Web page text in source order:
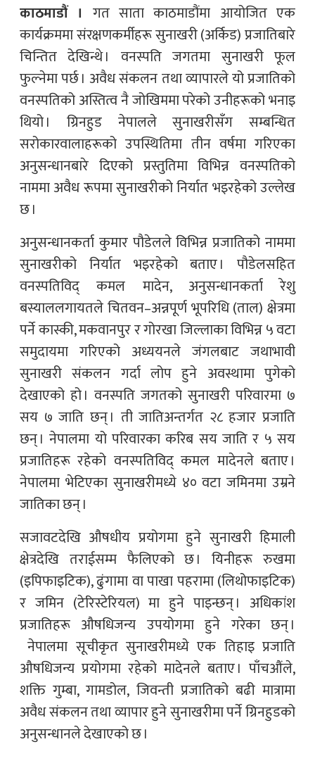
काठमाडौं । गत साता काठमाडौंमा आयोजित एक
कार्यक्रममा संरक्षणकर्मीहरू सुनाखरी (अर्किड) प्रजातिबारे
चिन्तित देखिन्थे । वनस्पति जगतमा सुनाखरी फूल
फुल्नेमा पर्छ । अवैध संकलन तथा व्यापारले यो प्रजातिको
वनस्पतिको अस्तित्व नै जोखिममा परेको उनीहरूको भनाइ
थियो । ग्रिनहुड नेपालले सुनाखरीसँग सम्बन्धित
सरोकारवालाहरूको उपस्थितिमा तीन वर्षमा गरिएका
अनुसन्धानबारे दिएको प्रस्तुतिमा विभिन्न वनस्पतिको
नाममा अवैध रूपमा सुनाखरीको निर्यात भइरहेको उल्लेख
छ ।
अनुसन्धानकर्ता कुमार पौडेलले विभिन्न प्रजातिको नाममा
सुनाखरीको निर्यात भइरहेको बताए । पौडेलसहित
वनस्पतिविद् कमल मादेन, अनुसन्धानकर्ता रेशु
बस्याललगायतले चितवन–अन्नपूर्ण भूपरिधि (ताल) क्षेत्रमा
पर्ने कास्की, मकवानपुर र गोरखा जिल्लाका विभिन्न ५ वटा
समुदायमा गरिएको अध्ययनले जंगलबाट जथाभावी
सुनाखरी संकलन गर्दा लोप हुने अवस्थामा पुगेको
देखाएको हो । वनस्पति जगतको सुनाखरी परिवारमा ७
सय ७ जाति छन् । ती जातिअन्तर्गत २८ हजार प्रजाति
छन् । नेपालमा यो परिवारका करिब सय जाति र ५ सय
प्रजातिहरू रहेको वनस्पतिविद् कमल मादेनले बताए ।
नेपालमा भेटिएका सुनाखरीमध्ये ४० वटा जमिनमा उम्रने
जातिका छन् ।
सजावटदेखि औषधीय प्रयोगमा हुने सुनाखरी हिमाली
क्षेत्रदेखि तराईसम्म फैलिएको छ । यिनीहरू रुखमा
(इपिफाइटिक), ढुंगामा वा पाखा पहरामा (लिथोफाइटिक)
र जमिन (टेरिस्टेरियल) मा हुने पाइन्छन् । अधिकांश
प्रजातिहरू औषधिजन्य उपयोगमा हुने गरेका छन् ।
नेपालमा सूचीकृत सुनाखरीमध्ये एक तिहाइ प्रजाति
औषधिजन्य प्रयोगमा रहेको मादेनले बताए । पाँचऔंले,
शक्ति गुम्बा, गामडोल, जिवन्ती प्रजातिको बढी मात्रामा
अवैध संकलन तथा व्यापार हुने सुनाखरीमा पर्ने ग्रिनहुडको
अनुसन्धानले देखाएको छ ।